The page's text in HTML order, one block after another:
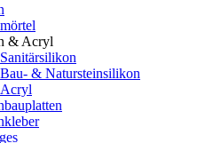
& Acryl
Sanitärsilikon
Bau- & Natursteinsilikon
Acryl